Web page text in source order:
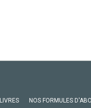
LIVRES NOS FORMULES